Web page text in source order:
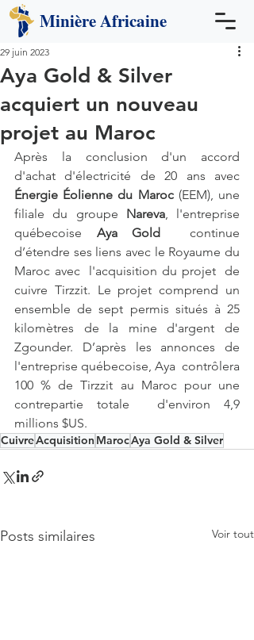
MinièreAfricaine
Aya Gold & Silver
acquiert un nouveau
projet au Maroc
29 juin 2023
Après la conclusion d'un accord
Énergie Éolienne du Maroc (EEM), une
filiale du groupe Nareva, l'entreprise
québecoise Aya Gold
  continue
d’étendre ses liens avec le Royaume du
Maroc avec  l'acquisition du projet  de
cuivre Tirzzit. Le projet comprend un
ensemble de sept permis situés à 25
kilomètres de la mine d'argent de
Zgounder. D’après les annonces de
l'entreprise québecoise, Aya  contrôlera
100 % de Tirzzit au Maroc pour une
contrepartie totale  d'environ 4,9
millions $US.
CuivreAcquisition MarocAya Gold & Silver
Posts similaires Voir tout